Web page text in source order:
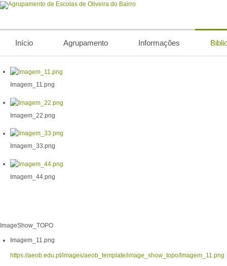
Início Agrupamento Informações
Imagem_11.png
Imagem_22.png
Imagem_33.png
Imagem_44.png
ImageShow_TOPO
Imagem_11.png
https://aeob.edu.pt/images/aeob_template/image_show_topo/Imagem_11.png